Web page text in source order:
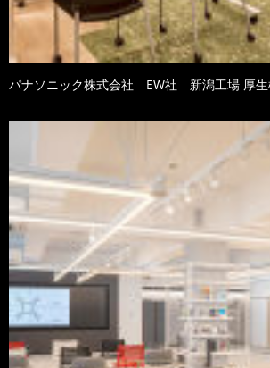
パナソニック株式会社 EW社 新潟工場 厚